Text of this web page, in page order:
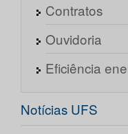
Contratos
Ouvidoria
Eficiência
Notícias UFS